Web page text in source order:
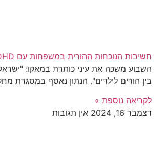
חשיבות הנוכחות ההורית במשפחות עם ADHD
השבוע משכה את עיני כותרת במאקו:
בין הורים לילדים". הנתון נאסף במסגרת
לקריאה נוספת »
דצמבר 16, 2024
אין תגובות